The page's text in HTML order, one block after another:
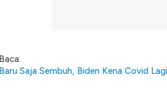
Baca:
Baru Saja Sembuh, Biden Kena Covid Lagi